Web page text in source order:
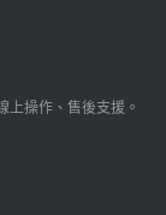
上操作、售後支援。